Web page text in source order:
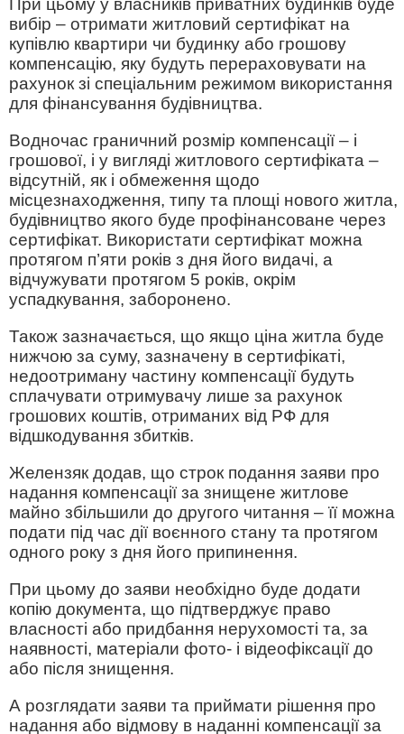
При цьому у власників приватних будинків буде
вибір – отримати житловий сертифікат на
купівлю квартири чи будинку або грошову
компенсацію, яку будуть перераховувати на
рахунок зі спеціальним режимом використання
для фінансування будівництва.
Водночас граничний розмір компенсації – і
грошової, і у вигляді житлового сертифіката –
відсутній, як і обмеження щодо
місцезнаходження, типу та площі нового житла,
будівництво якого буде профінансоване через
сертифікат. Використати сертифікат можна
протягом п’яти років з дня його видачі, а
відчужувати протягом 5 років, окрім
успадкування, заборонено.
Також зазначається, що якщо ціна житла буде
нижчою за суму, зазначену в сертифікаті,
недоотриману частину компенсації будуть
сплачувати отримувачу лише за рахунок
грошових коштів, отриманих від РФ для
відшкодування збитків.
Желензяк додав, що строк подання заяви про
надання компенсації за знищене житлове
майно збільшили до другого читання – її можна
подати під час дії воєнного стану та протягом
одного року з дня його припинення.
При цьому до заяви необхідно буде додати
копію документа, що підтверджує право
власності або придбання нерухомості та, за
наявності, матеріали фото- і відеофіксації до
або після знищення.
А розглядати заяви та приймати рішення про
надання або відмову в наданні компенсації за